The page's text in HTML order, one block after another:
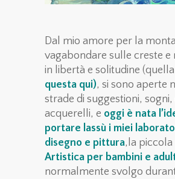
Dal mio amore per la
vagabondare sulle creste e
in libertà e solitudine
questa qui), si sono aperte
strade di suggestioni, sogni,
acquerelli, e oggi è nata
portare lassù i miei
disegno e pittura, la piccola
Artistica per bambini e
normalmente svolgo